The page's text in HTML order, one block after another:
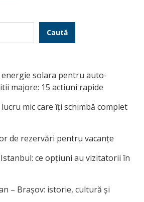
Caută
energie solara pentru auto-
majore: 15 actiuni rapide
mic care îți schimbă complet
de rezervări pentru vacanțe
ce opțiuni au vizitatorii în
– Brașov: istorie, cultură și